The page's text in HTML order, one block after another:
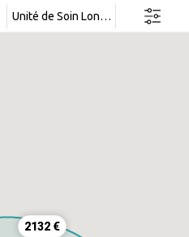
Unité de Soin Longue Durée
cette zone
2132 €